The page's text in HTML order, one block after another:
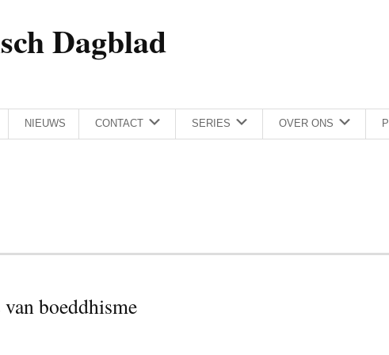
Dagblad
NIEUWS CONTACT SERIES OVER ONS
boeddhisme